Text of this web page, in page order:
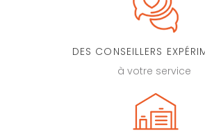
DES CONSEILLERS
à votre service